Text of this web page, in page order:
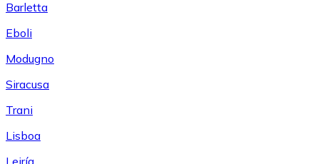
Barletta
Eboli
Modugno
Siracusa
Trani
Lisboa